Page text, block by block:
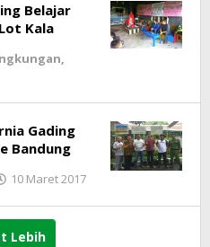
Belajar
Kala
,
Gading
Bandung
10 Maret 2017
Lebih